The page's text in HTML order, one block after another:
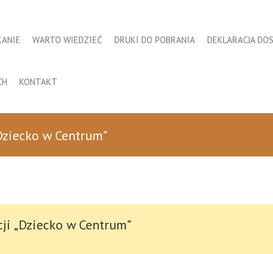
WARTO WIEDZIEĆ DRUKI DO POBRANIA DEKLARACJA
KONTAKT
w Centrum”
„Dziecko w Centrum”